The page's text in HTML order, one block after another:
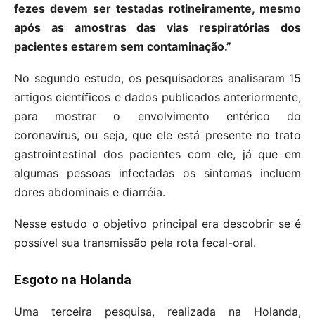
fezes devem ser testadas rotineiramente, mesmo
após as amostras das vias respiratórias dos
pacientes estarem sem contaminação.”
No segundo estudo, os pesquisadores analisaram 15
artigos científicos e dados publicados anteriormente,
para mostrar o envolvimento entérico do
coronavírus, ou seja, que ele está presente no trato
gastrointestinal dos pacientes com ele, já que em
algumas pessoas infectadas os sintomas incluem
dores abdominais e diarréia.
Nesse estudo o objetivo principal era descobrir se é
possível sua transmissão pela rota fecal-oral.
Esgoto na Holanda
Uma terceira pesquisa, realizada na Holanda,